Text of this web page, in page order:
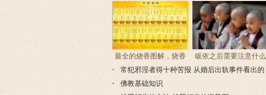
最全的烧香图解，烧香
有何含义与讲究？
皈依之后需要注意什么
吗 皈依佛门后的注意事
常犯邪淫者得十种苦报 从婚后出轨事件看出的
因果报应
佛教基础知识